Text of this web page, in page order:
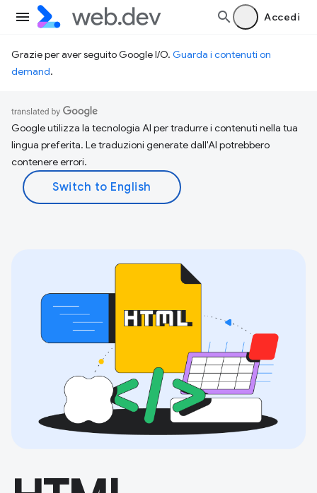
Accedi
Grazie per aver seguito Google I/O. Guarda i contenuti on
demand.
Google utilizza la tecnologia AI per tradurre i contenuti nella tua
lingua preferita. Le traduzioni generate dall'AI potrebbero
contenere errori.